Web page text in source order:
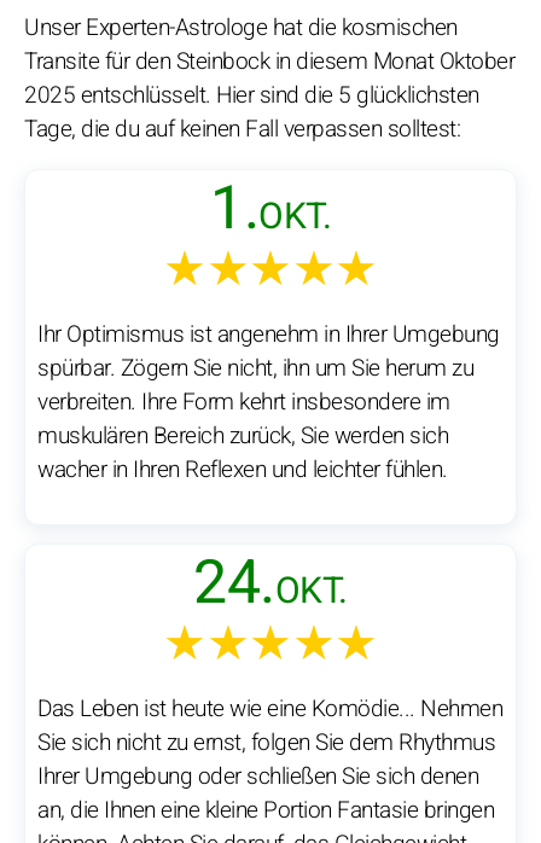
Unser Experten-Astrologe hat die kosmischen
Transite für den Steinbock in diesem Monat Oktober
2025 entschlüsselt. Hier sind die 5 glücklichsten
Tage, die du auf keinen Fall verpassen solltest:
1.OKT.
★★★★★
Ihr Optimismus ist angenehm in Ihrer Umgebung
spürbar. Zögern Sie nicht, ihn um Sie herum zu
verbreiten. Ihre Form kehrt insbesondere im
muskulären Bereich zurück, Sie werden sich
wacher in Ihren Reflexen und leichter fühlen.
24.OKT.
★★★★★
Das Leben ist heute wie eine Komödie... Nehmen
Sie sich nicht zu ernst, folgen Sie dem Rhythmus
Ihrer Umgebung oder schließen Sie sich denen
an, die Ihnen eine kleine Portion Fantasie bringen